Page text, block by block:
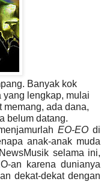
Banyak kok
yang lengkap, mulai
memang, ada dana,
belum datang.
EO-EO di
anak-anak muda
selama ini,
an karena dunianya
dekat-dekat dengan